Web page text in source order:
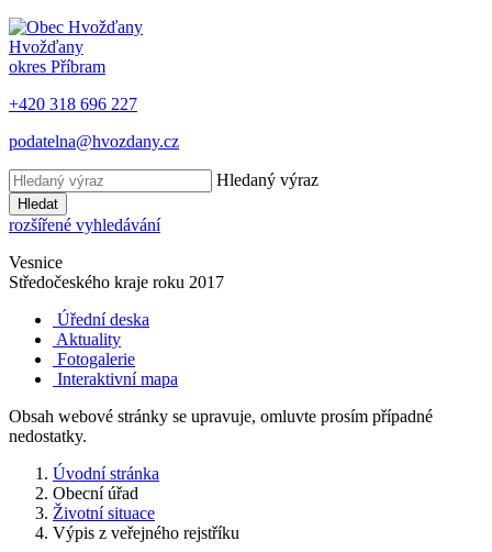
Hvožďany
okres Příbram
+420 318 696 227
podatelna@hvozdany.cz
Hledaný výraz
Hledat
rozšířené vyhledávání
Vesnice
Středočeského kraje roku 2017
Úřední deska
Aktuality
Fotogalerie
Interaktivní mapa
Obsah webové stránky se upravuje, omluvte prosím případné
nedostatky.
Úvodní stránka
Obecní úřad
Životní situace
Výpis z veřejného rejstříku